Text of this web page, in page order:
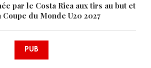
par le Costa Rica aux tirs au but et
du Monde U20 2027
PUB